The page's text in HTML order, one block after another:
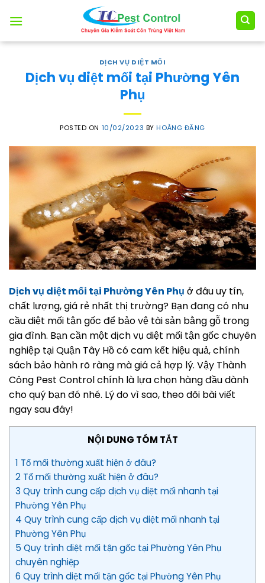
DỊCH VỤ DIỆT MỐI
Dịch vụ diệt mối tại Phường Yên
Phụ
POSTED ON 10/02/2023 BYHOÀNG ĐĂNG
Dịch vụ diệt mối tại Phường Yên Phụ ở đâu uy tín,
chất lượng, giá rẻ nhất thị trường? Bạn đang có nhu
cầu diệt mối tận gốc để bảo vệ tài sản bằng gỗ trong
gia đình. Bạn cần một dịch vụ diệt mối tận gốc chuyên
nghiệp tại Quận Tây Hồ có cam kết hiệu quả, chính
sách bảo hành rõ ràng mà giá cả hợp lý. Vậy Thành
Công Pest Control chính là lựa chọn hàng đầu dành
cho quý bạn đó nhé. Lý do vì sao, theo dõi bài viết
ngay sau đây!
NỘI DUNG TÓM TẮT
1 Tổ mối thường xuất hiện ở đâu?
2 Tổ mối thường xuất hiện ở đâu?
3 Quy trình cung cấp dịch vụ diệt mối nhanh tại
Phường Yên Phụ
4 Quy trình cung cấp dịch vụ diệt mối nhanh tại
Phường Yên Phụ
5 Quy trình diệt mối tận gốc tại Phường Yên Phụ
chuyên nghiệp
6 Quy trình diệt mối tận gốc tại Phường Yên Phụ